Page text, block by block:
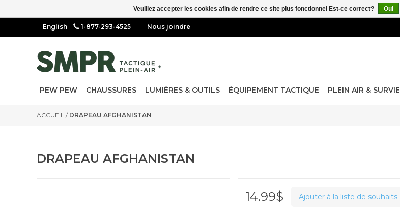
1-877-293-4525 Nous joindre
PEW PEW CHAUSSURES LUMIÈRES & OUTILS ÉQUIPEMENT TACTIQUE PLEIN AIR & SURVIE
ACCUEIL / DRAPEAU AFGHANISTAN
DRAPEAU AFGHANISTAN
14.99$ Ajouter à la liste de souhaits
Veuillez accepter les cookies afin de rendre ce site plus fonctionnel Est-ce correct? Oui